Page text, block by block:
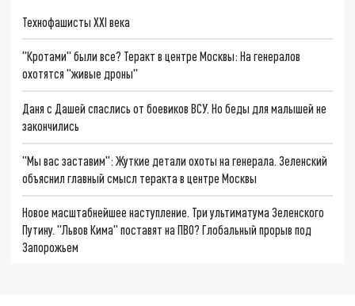
Технофашисты XXI века
"Кротами" были все? Теракт в центре Москвы: На генералов
охотятся "живые дроны"
Даня с Дашей спаслись от боевиков ВСУ. Но беды для малышей не
закончились
"Мы вас заставим": Жуткие детали охоты на генерала. Зеленский
объяснил главный смысл теракта в центре Москвы
Новое масштабнейшее наступление. Три ультиматума Зеленского
Путину. "Львов Кима" поставят на ПВО? Глобальный прорыв под
Запорожьем